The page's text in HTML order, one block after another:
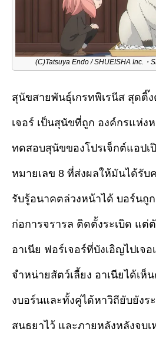
(C)Tatsuya Endo / SHUEISHA Inc.・
สุนัขสายพันธุ์เกรทพิเรนีส สุดติ๊
เจอร์ เป็นสุนัขที่ถูก องค์กรแห่ง
ทดสอบสุนัขของโปรเจ็กต์แอปเ
หมายเลข 8 ที่ส่งผลให้มันได้รับ
รับรู้อนาคตล่วงหน้าได้ บอร์นถู
ก่อการจรารล ติดตั้งระเบิด แต่
อาเนีย ฟอร์เจอร์ที่บังเอิญไปเจอ
จำหน่ายสัตว์เลี้ยง อาเนียได้เห็
งบอร์นและทั้งคู่ได้หาวิถียับยังร
สนธยาไว้ และภายหลังหลังจบ